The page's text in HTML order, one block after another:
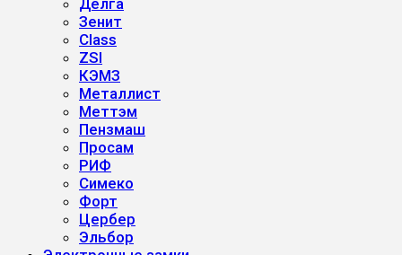
Делга
Зенит
Class
ZSI
КЭМЗ
Металлист
Меттэм
Пензмаш
Просам
РИФ
Симеко
Форт
Цербер
Эльбор